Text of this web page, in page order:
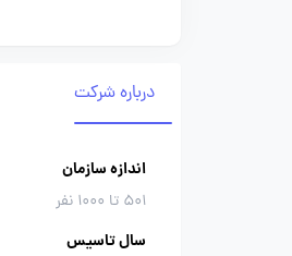
درباره شرکت
اندازه سازمان
501 تا 1000 نفر
سال تاسیس